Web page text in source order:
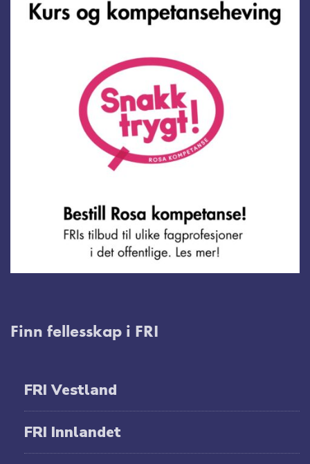
Finn fellesskap i FRI
FRI Vestland
FRI Innlandet